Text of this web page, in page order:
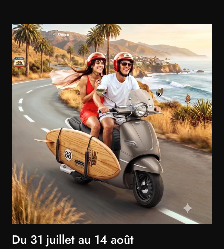
Du 31 juillet au 14 août